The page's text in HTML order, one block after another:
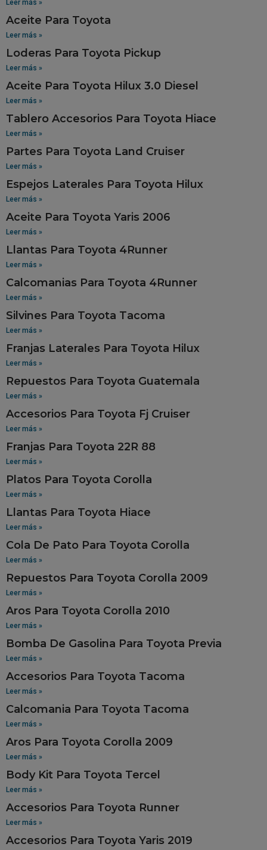
Leer más »
Aceite Para Toyota
Leer más »
Loderas Para Toyota Pickup
Leer más »
Aceite Para Toyota Hilux 3.0 Diesel
Leer más »
Tablero Accesorios Para Toyota Hiace
Leer más »
Partes Para Toyota Land Cruiser
Leer más »
Espejos Laterales Para Toyota Hilux
Leer más »
Aceite Para Toyota Yaris 2006
Leer más »
Llantas Para Toyota 4Runner
Leer más »
Calcomanias Para Toyota 4Runner
Leer más »
Silvines Para Toyota Tacoma
Leer más »
Franjas Laterales Para Toyota Hilux
Leer más »
Repuestos Para Toyota Guatemala
Leer más »
Accesorios Para Toyota Fj Cruiser
Leer más »
Franjas Para Toyota 22R 88
Leer más »
Platos Para Toyota Corolla
Leer más »
Llantas Para Toyota Hiace
Leer más »
Cola De Pato Para Toyota Corolla
Leer más »
Repuestos Para Toyota Corolla 2009
Leer más »
Aros Para Toyota Corolla 2010
Leer más »
Bomba De Gasolina Para Toyota Previa
Leer más »
Accesorios Para Toyota Tacoma
Leer más »
Calcomania Para Toyota Tacoma
Leer más »
Aros Para Toyota Corolla 2009
Leer más »
Body Kit Para Toyota Tercel
Leer más »
Accesorios Para Toyota Runner
Leer más »
Accesorios Para Toyota Yaris 2019